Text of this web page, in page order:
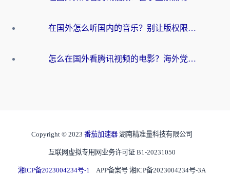
在国外怎么听国内的音乐？别让版权限制断了你的华语歌单
怎么在国外看腾讯视频的电影？海外党亲测有效的回国加速指南
Copyright © 2023 番茄加速器 湖南精准量科技有限公司
互联网虚拟专用网业务许可证 B1-20231050
湘ICP备2023004234号-1 APP备案号 湘ICP备2023004234号-3A